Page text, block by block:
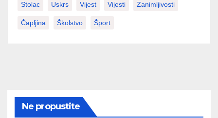
Stolac Uskrs Vijest Vijesti Zanimljivosti
Čapljina Školstvo Šport
Ne propustite